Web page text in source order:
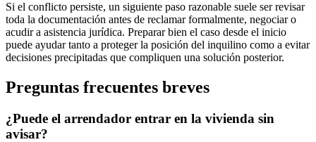
Si el conflicto persiste, un siguiente paso razonable suele ser revisar
toda la documentación antes de reclamar formalmente, negociar o
acudir a asistencia jurídica. Preparar bien el caso desde el inicio
puede ayudar tanto a proteger la posición del inquilino como a evitar
decisiones precipitadas que compliquen una solución posterior.
Preguntas frecuentes breves
¿Puede el arrendador entrar en la vivienda sin
avisar?